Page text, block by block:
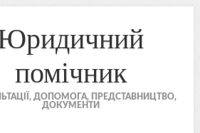
помічник
ДОПОМОГА, ПРЕДСТАВНИЦТВО,
ДОКУМЕНТИ